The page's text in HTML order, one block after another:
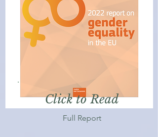
Click to Read
Full Report